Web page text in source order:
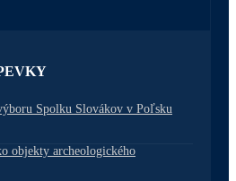
Spolku Slovákov v Poľsku
objekty archeologického